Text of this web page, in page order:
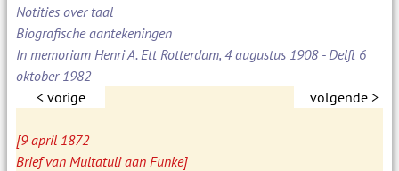
Notities over taal
Biografische aantekeningen
In memoriam Henri A. Ett Rotterdam, 4 augustus 1908 - Delft 6
oktober 1982
< vorige
volgende >
[9 april 1872
Brief van Multatuli aan Funke]